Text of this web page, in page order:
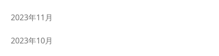
2023年11月
2023年10月